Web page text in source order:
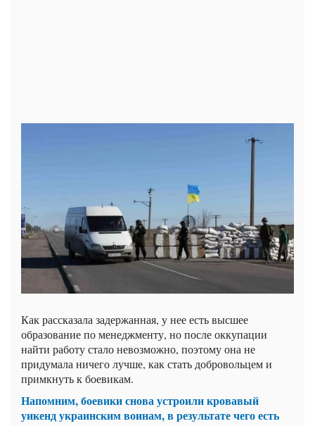
Как рассказала задержанная, у нее есть высшее
образование по менеджменту, но после оккупации
найти работу стало невозможно, поэтому она не
придумала ничего лучше, как стать добровольцем и
примкнуть к боевикам.
Напомним, боевики снова устроили кровавый
уикенд украинским воинам, в результате чего есть